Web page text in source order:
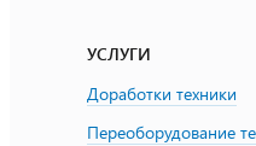
УСЛУГИ
Доработки техники
Переоборудование